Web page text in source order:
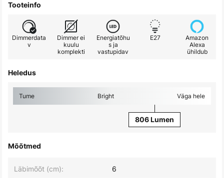
Tooteinfo
Dimmerdata
v
Dimmer ei
kuulu
komplekti
Energiatõhu
s ja
vastupidav
E27
Amazon
Alexa
ühildub
Heledus
Tume Bright Väga hele
806 Lumen
Mõõtmed
Läbimõõt (cm): 6